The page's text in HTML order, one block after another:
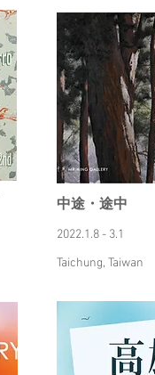
中途・途中
2022.1.8 - 3.1
Taichung, Taiwan